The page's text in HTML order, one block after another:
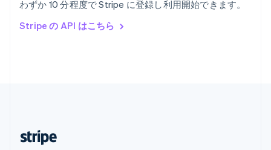
わずか 10 分程度で Stripe に登録し利用開始できます。
Stripe の API はこちら
DeutschEnglish
English